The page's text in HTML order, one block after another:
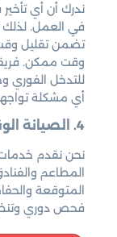
ندرك أن أي
في العمل.
تضمن تقليل
وقت ممكن.
للتدخل الفوري
أي مشكلة
4. الصيانة الوقائية لضمان استمرارية العمل
نحن نقدم
المطاعم
المتوقعة
فحص دوري